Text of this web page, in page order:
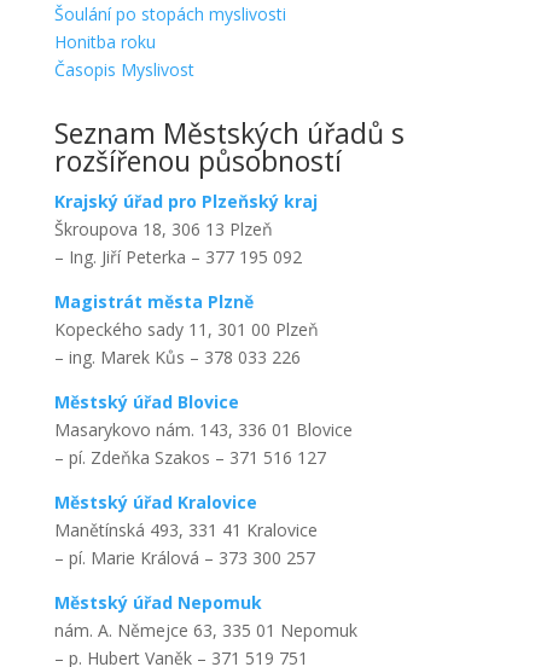
Šoulání po stopách myslivosti
Honitba roku
Časopis Myslivost
Seznam Městských úřadů s
rozšířenou působností
Krajský úřad pro Plzeňský kraj
Škroupova 18, 306 13 Plzeň
– Ing. Jiří Peterka – 377 195 092
Magistrát města Plzně
Kopeckého sady 11, 301 00 Plzeň
– ing. Marek Kůs – 378 033 226
Městský úřad Blovice
Masarykovo nám. 143, 336 01 Blovice
– pí. Zdeňka Szakos – 371 516 127
Městský úřad Kralovice
Manětínská 493, 331 41 Kralovice
– pí. Marie Králová – 373 300 257
Městský úřad Nepomuk
nám. A. Němejce 63, 335 01 Nepomuk
– p. Hubert Vaněk – 371 519 751